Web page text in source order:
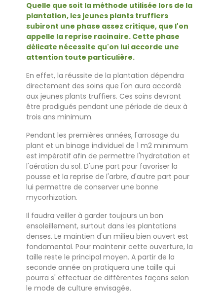
Quelle que soit la méthode utilisée lors de la
plantation, les jeunes plants truffiers
subiront une phase assez critique, que l'on
appelle la reprise racinaire. Cette phase
délicate nécessite qu'on lui accorde une
attention toute particulière.
En effet, la réussite de la plantation dépendra
directement des soins que l'on aura accordé
aux jeunes plants truffiers. Ces soins devront
être prodigués pendant une période de deux à
trois ans minimum.
Pendant les premières années, l'arrosage du
plant et un binage individuel de 1 m2 minimum
est impératif afin de permettre l'hydratation et
l'aération du sol. D'une part pour favoriser la
pousse et la reprise de l'arbre, d'autre part pour
lui permettre de conserver une bonne
mycorhization.
Il faudra veiller à garder toujours un bon
ensoleillement, surtout dans les plantations
denses. Le maintien d'un milieu bien ouvert est
fondamental. Pour maintenir cette ouverture, la
taille reste le principal moyen. A partir de la
seconde année on pratiquera une taille qui
pourra s' effectuer de différentes façons selon
le mode de culture envisagée.